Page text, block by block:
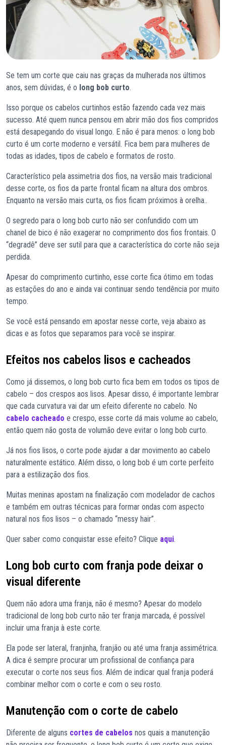
Se tem um corte que caiu nas graças da mulherada nos últimos
anos, sem dúvidas, é o long bob curto.
Isso porque os cabelos curtinhos estão fazendo cada vez mais
sucesso. Até quem nunca pensou em abrir mão dos fios compridos
está desapegando do visual longo. E não é para menos: o long bob
curto é um corte moderno e versátil. Fica bem para mulheres de
todas as idades, tipos de cabelo e formatos de rosto.
Característico pela assimetria dos fios, na versão mais tradicional
desse corte, os fios da parte frontal ficam na altura dos ombros.
Enquanto na versão mais curta, os fios ficam próximos à orelha..
O segredo para o long bob curto não ser confundido com um
chanel de bico é não exagerar no comprimento dos fios frontais. O
“degradê” deve ser sutil para que a característica do corte não seja
perdida.
Apesar do comprimento curtinho, esse corte fica ótimo em todas
as estações do ano e ainda vai continuar sendo tendência por muito
tempo.
Se você está pensando em apostar nesse corte, veja abaixo as
dicas e as fotos que separamos para você se inspirar.
Efeitos nos cabelos lisos e cacheados
Como já dissemos, o long bob curto fica bem em todos os tipos de
cabelo – dos crespos aos lisos. Apesar disso, é importante lembrar
que cada curvatura vai dar um efeito diferente no cabelo. No
cabelo cacheado e crespo, esse corte dá mais volume ao cabelo,
então quem não gosta de volumão deve evitar o long bob curto.
Já nos fios lisos, o corte pode ajudar a dar movimento ao cabelo
naturalmente estático. Além disso, o long bob é um corte perfeito
para a estilização dos fios.
Muitas meninas apostam na finalização com modelador de cachos
e também em outras técnicas para formar ondas com aspecto
natural nos fios lisos – o chamado “messy hair”.
Quer saber como conquistar esse efeito? Clique aqui.
Long bob curto com franja pode deixar o
visual diferente
Quem não adora uma franja, não é mesmo? Apesar do modelo
tradicional de long bob curto não ter franja marcada, é possível
incluir uma franja à este corte.
Ela pode ser lateral, franjinha, franjão ou até uma franja assimétrica.
A dica é sempre procurar um profissional de confiança para
executar o corte nos seus fios. Além de indicar qual franja poderá
combinar melhor com o corte e com o seu rosto.
Manutenção com o corte de cabelo
Diferente de alguns cortes de cabelos nos quais a manutenção